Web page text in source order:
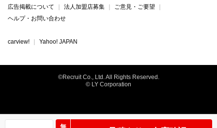
広告掲載について
法人加盟店募集
ご意見・ご要望
ヘルプ・お問い合わせ
carview! Yahoo! JAPAN
©Recruit Co., Ltd. All Rights Reserved.
© LY Corporation